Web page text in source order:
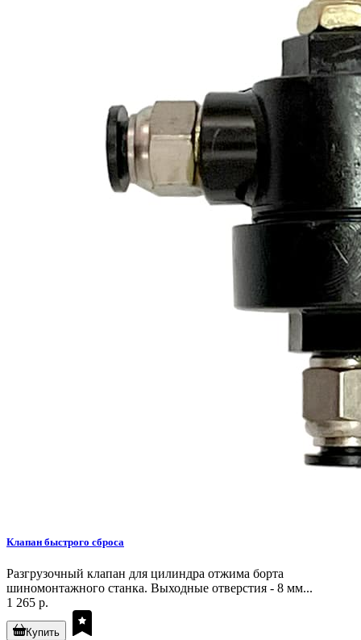
Клапан быстрого сброса
Разгрузочный клапан для цилиндра отжима борта
шиномонтажного станка. Выходные отверстия - 8 мм...
1 265 р.
Купить